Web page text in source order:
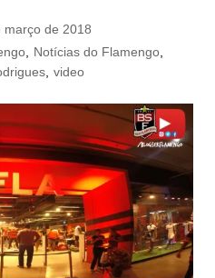
março de 2018
, Notícias do Flamengo,
, video